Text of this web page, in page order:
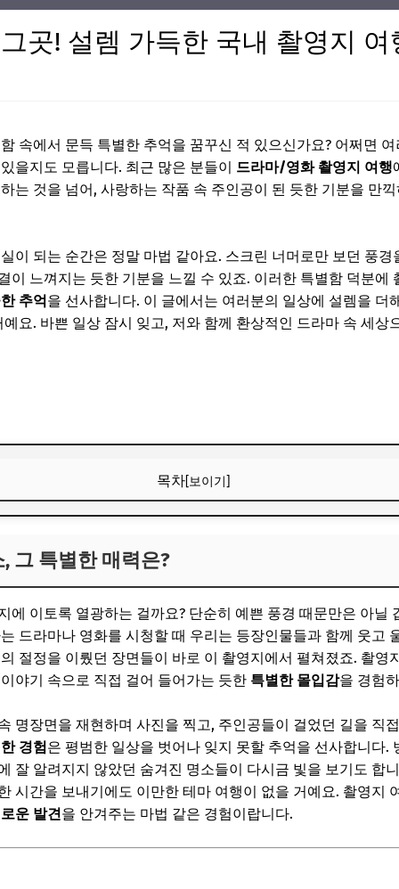
곳! 설렘 가득한 국내 촬영지 여
속에서 문득 특별한 추억을 꿈꾸신 적 있으신가요? 어쩌면
을지도 모릅니다. 최근 많은 분들이 드라마/영화 촬영지 여행
는 것을 넘어, 사랑하는 작품 속 주인공이 된 듯한 기분을 만
이 되는 순간은 정말 마법 같아요. 스크린 너머로만 보던 풍
이 느껴지는 듯한 기분을 느낄 수 있죠. 이러한 특별함 덕분에
추억을 선사합니다. 이 글에서는 여러분의 일상에 설렘을
요. 바쁜 일상 잠시 잊고, 저와 함께 환상적인 드라마 속 세상
목차[보이기]
놓치지 마세요
지 추천 1: 아름다운 바다와 자연
주문진 영진해변 방파제
그 특별한 매력은?
치지 마세요
그 특별한 매력은?
에 이토록 열광하는 걸까요? 단순히 예쁜 풍경 때문만은 아닐
드라마나 영화를 시청할 때 우리는 등장인물들과 함께 웃고
절정을 이뤘던 장면들이 바로 이 촬영지에서 펼쳐졌죠. 촬영
야기 속으로 직접 걸어 들어가는 듯한 특별한 몰입감을 경험
명장면을 재현하며 사진을 찍고, 주인공들이 걸었던 길을 직
경험은 평범한 일상을 벗어나 잊지 못할 추억을 선사합니다.
잘 알려지지 않았던 숨겨진 명소들이 다시금 빛을 보기도 합
시간을 보내기에도 이만한 테마 여행이 없을 거예요. 촬영지
운 발견을 안겨주는 마법 같은 경험이랍니다.